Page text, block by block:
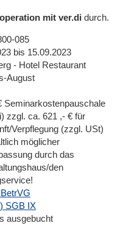
mit ver.di durch.
085
bis 15.09.2023
- Hotel Restaurant
August
Seminarkostenpauschale
zzgl. ca. 621 ,- € für
Verpflegung (zzgl. USt)
möglicher
durch das
den
SGB IX
ausgebucht